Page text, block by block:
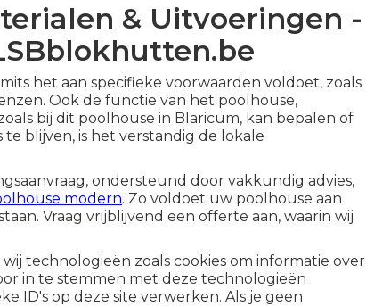
& Uitvoeringen -
het aan specifieke voorwaarden voldoet, zoals
Ook de functie van het poolhouse,
bij dit poolhouse in Blaricum, kan bepalen of
blijven, is het verstandig de lokale
ondersteund door vakkundig advies,
modern. Zo voldoet uw poolhouse aan
Vraag vrijblijvend een offerte aan, waarin wij
technologieën zoals cookies om informatie over
in te stemmen met deze technologieën
ID's op deze site verwerken. Als je geen